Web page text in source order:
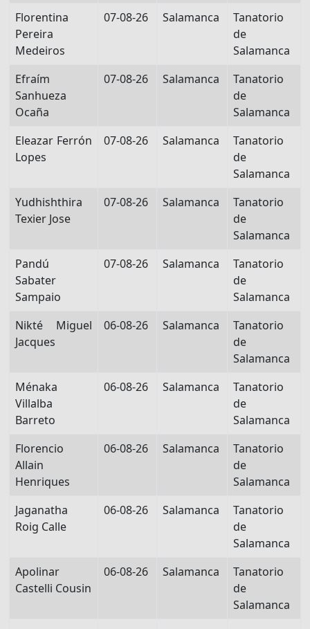
Florentina
Pereira
Medeiros
07-08-26 Salamanca
Tanatorio
de
Salamanca
Efraím
Sanhueza
Ocaña
07-08-26 Salamanca
Tanatorio
de
Salamanca
Eleazar Ferrón
Lopes
07-08-26 Salamanca
Tanatorio
de
Salamanca
Yudhishthira
Texier Jose
07-08-26 Salamanca
Tanatorio
de
Salamanca
Pandú
Sabater
Sampaio
07-08-26 Salamanca
Tanatorio
de
Salamanca
Nikté Miguel
Jacques
06-08-26 Salamanca
Tanatorio
de
Salamanca
Ménaka
Villalba
Barreto
06-08-26 Salamanca
Tanatorio
de
Salamanca
Florencio
Allain
Henriques
06-08-26 Salamanca
Tanatorio
de
Salamanca
Jaganatha
Roig Calle
06-08-26 Salamanca
Tanatorio
de
Salamanca
Apolinar
Castelli Cousin
06-08-26 Salamanca
Tanatorio
de
Salamanca